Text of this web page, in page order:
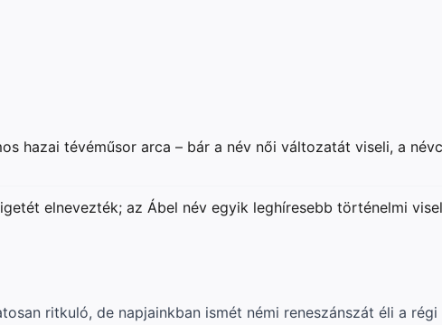
hazai tévéműsor arca – bár a név női változatát viseli, a
elnevezték; az Ábel név egyik leghíresebb történelmi
ritkuló, de napjainkban ismét némi reneszánszát éli a